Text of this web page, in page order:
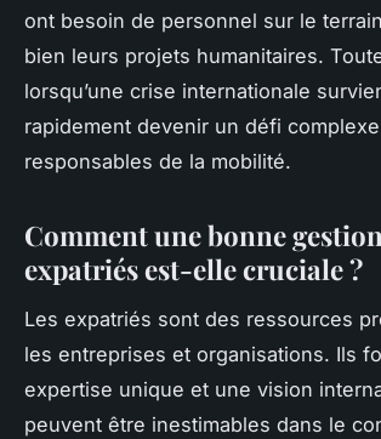
ont besoin de personnel sur le
bien leurs projets humanitaires.
lorsqu’une crise internationale
rapidement devenir un défi
responsables de la mobilité.
Comment une bonne
expatriés est-elle cruciale ?
Les expatriés sont des ressources
les entreprises et organisations. Ils
expertise unique et une vision
peuvent être inestimables dans le